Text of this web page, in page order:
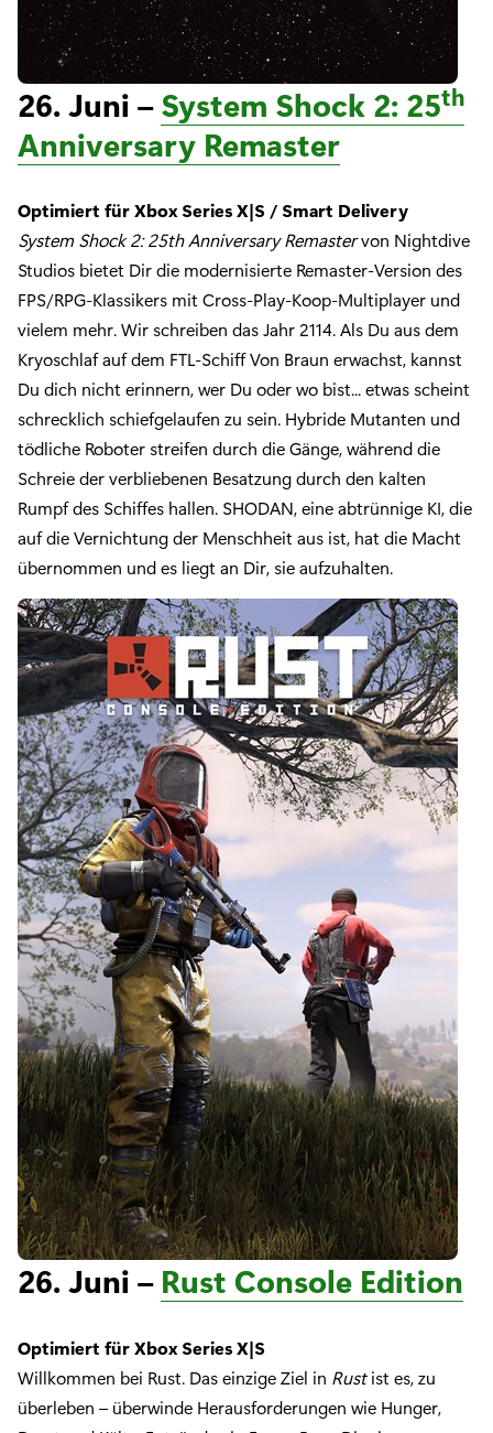
26. Juni –System Shock 2: 25th
Anniversary Remaster
Optimiert für Xbox Series X|S / Smart Delivery
System Shock 2: 25th Anniversary Remastervon Nightdive
Studios bietet Dir die modernisierte Remaster-Version des
FPS/RPG-Klassikers mit Cross-Play-Koop-Multiplayer und
vielem mehr. Wir schreiben das Jahr 2114. Als Du aus dem
Kryoschlaf auf dem FTL-Schiff Von Braun erwachst, kannst
Du dich nicht erinnern, wer Du oder wo bist... etwas scheint
schrecklich schiefgelaufen zu sein. Hybride Mutanten und
tödliche Roboter streifen durch die Gänge, während die
Schreie der verbliebenen Besatzung durch den kalten
Rumpf des Schiffes hallen. SHODAN, eine abtrünnige KI, die
auf die Vernichtung der Menschheit aus ist, hat die Macht
übernommen und es liegt an Dir, sie aufzuhalten.
26. Juni – Rust Console Edition
Optimiert für Xbox Series X|S
Willkommen bei Rust. Das einzige Ziel in Rustist es, zu
überleben – überwinde Herausforderungen wie Hunger,